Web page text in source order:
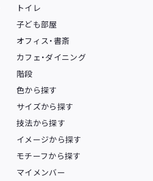
トイレ
子ども部屋
オフィス・書斎
カフェ・ダイニング
階段
色から探す
サイズから探す
技法から探す
イメージから探す
モチーフから探す
マイメンバー